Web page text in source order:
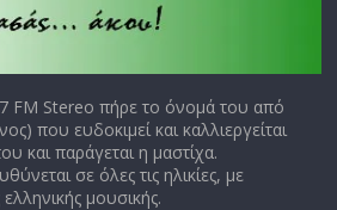
FM Stereo πήρε το όνομά του από
που ευδοκιμεί και καλλιεργείται
και παράγεται η μαστίχα.
σε όλες τις ηλικίες, με
μουσικής.